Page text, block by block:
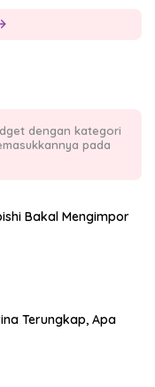
dengan kategori
pada
Bakal Mengimpor
Terungkap, Apa